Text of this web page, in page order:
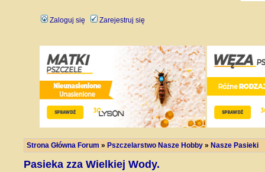
Zaloguj się Zarejestruj się
Strona Główna Forum » Pszczelarstwo Nasze Hobby » Nasze Pasieki
Pasieka zza Wielkiej Wody.